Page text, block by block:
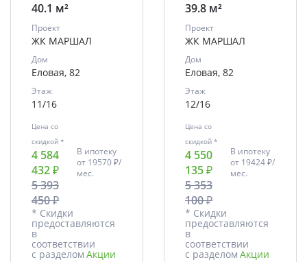
40.1 м²
Проект
ЖК МАРШАЛ
Дом
Еловая, 82
Этаж
11/16
Цена со
скидкой *
4 584
432 ₽
5 393
450 ₽
В ипотеку
от 19570 ₽/
мес.
* Скидки
предоставляются
в
соответствии
с разделом Акции
39.8 м²
Проект
ЖК МАРШАЛ
Дом
Еловая, 82
Этаж
12/16
Цена со
скидкой *
4 550
135 ₽
5 353
100 ₽
В ипотеку
от 19424 ₽/
мес.
* Скидки
предоставляются
в
соответствии
с разделом Акции